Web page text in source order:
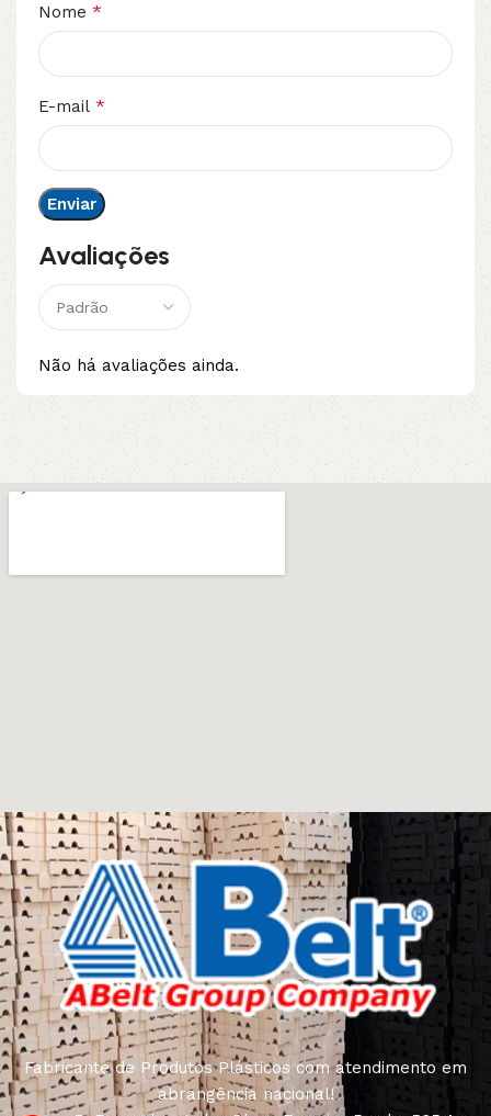
Avaliações
Não há avaliações ainda.
Nome *
E-mail *
Fabricante de Produtos Plásticos com atendimento em
abrangência nacional!